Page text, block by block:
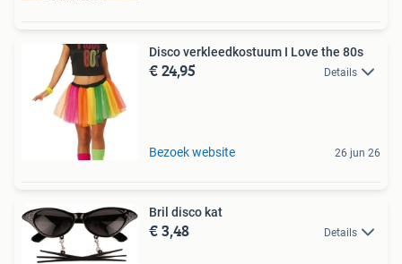
Disco verkleedkostuum I Love the 80s
€ 24,95 Details
Bezoek website 26 jun 26
Bril disco kat
€ 3,48 Details